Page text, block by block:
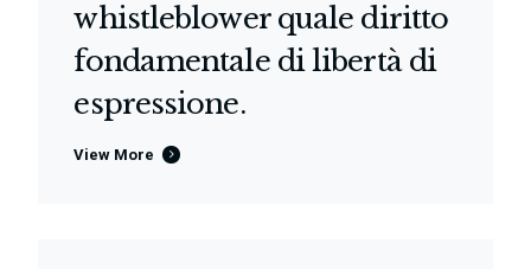
whistleblower quale diritto
fondamentale di libertà di
espressione.
View More